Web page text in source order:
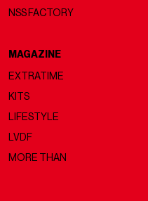
NSS FACTORY
MAGAZINE
EXTRATIME
KITS
LIFESTYLE
LVDF
MORE THAN